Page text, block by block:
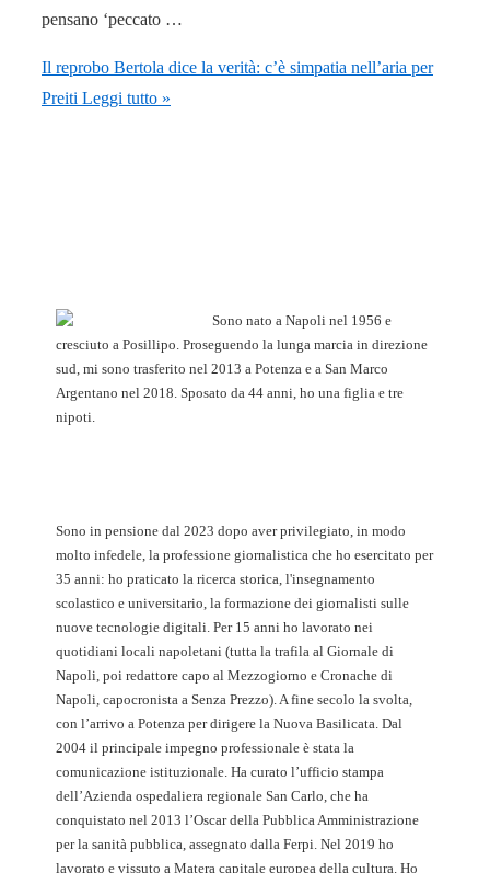
pensano ‘peccato …
Il reprobo Bertola dice la verità: c’è simpatia nell’aria per
Preiti Leggi tutto »
Sono nato a Napoli nel 1956 e
cresciuto a Posillipo. Proseguendo la lunga marcia in direzione
sud, mi sono trasferito nel 2013 a Potenza e a San Marco
Argentano nel 2018. Sposato da 44 anni, ho una figlia e tre
nipoti.
Sono in pensione dal 2023 dopo aver privilegiato, in modo
molto infedele, la professione giornalistica che ho esercitato per
35 anni: ho praticato la ricerca storica, l'insegnamento
scolastico e universitario, la formazione dei giornalisti sulle
nuove tecnologie digitali. Per 15 anni ho lavorato nei
quotidiani locali napoletani (tutta la trafila al Giornale di
Napoli, poi redattore capo al Mezzogiorno e Cronache di
Napoli, capocronista a Senza Prezzo). A fine secolo la svolta,
con l’arrivo a Potenza per dirigere la Nuova Basilicata. Dal
2004 il principale impegno professionale è stata la
comunicazione istituzionale. Ha curato l’ufficio stampa
dell’Azienda ospedaliera regionale San Carlo, che ha
conquistato nel 2013 l’Oscar della Pubblica Amministrazione
per la sanità pubblica, assegnato dalla Ferpi. Nel 2019 ho
lavorato e vissuto a Matera capitale europea della cultura. Ho